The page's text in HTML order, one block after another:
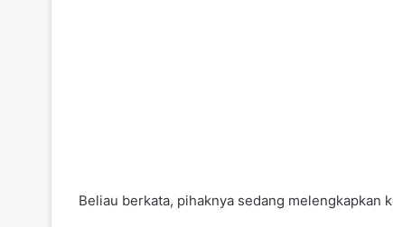
Beliau berkata, pihaknya sedang melengkapkan